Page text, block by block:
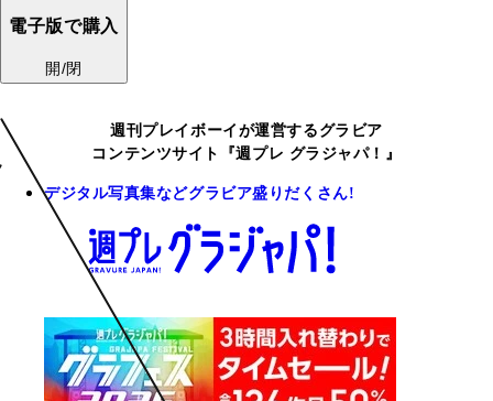
電子版で購入
開/閉
週刊プレイボーイが運営するグラビア
コンテンツサイト『週プレ グラジャパ！』
デジタル写真集などグラビア盛りだくさん!